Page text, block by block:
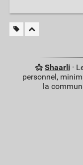
Shaarli·
personnel,
la